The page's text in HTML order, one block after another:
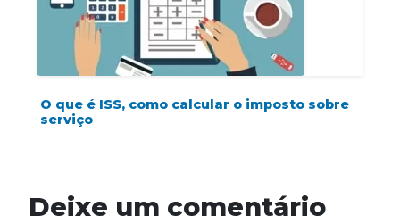
O que é ISS, como calcular o imposto sobre
serviço
Deixe um comentário